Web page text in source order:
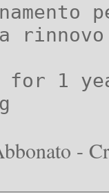
rinnovo
for 1
-